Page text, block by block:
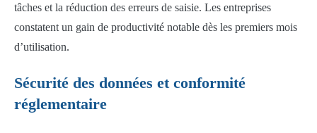
tâches et la réduction des erreurs de saisie. Les entreprises
constatent un gain de productivité notable dès les premiers mois
d’utilisation.
Sécurité des données et conformité
réglementaire